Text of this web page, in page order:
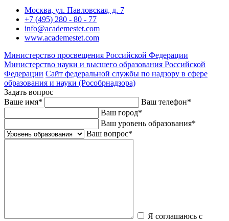
Москва, ул. Павловская, д. 7
+7 (495) 280 - 80 - 77
info@academestet.com
www.academestet.com
Министерство просвещения Российской Федерации
Министерство науки и высшего образования Российской
Федерации Сайт федеральной службы по надзору в сфере
образования и науки (Рособрнадзора)
Задать вопрос
Ваше имя* Ваш телефон*
Ваш город*
Ваш уровень образования*
Ваш вопрос*
Я соглашаюсь с